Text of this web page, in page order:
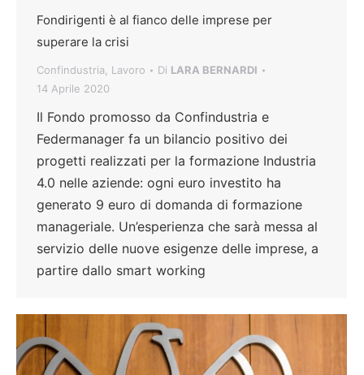
Fondirigenti è al fianco delle imprese per
superare la crisi
Confindustria, Lavoro Di LARA BERNARDI
14 Aprile 2020
Il Fondo promosso da Confindustria e
Federmanager fa un bilancio positivo dei
progetti realizzati per la formazione Industria
4.0 nelle aziende: ogni euro investito ha
generato 9 euro di domanda di formazione
manageriale. Un’esperienza che sarà messa al
servizio delle nuove esigenze delle imprese, a
partire dallo smart working